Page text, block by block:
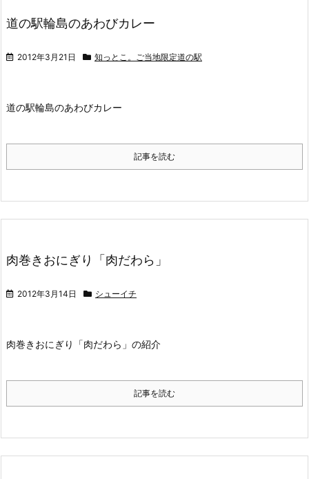
道の駅輪島のあわびカレー
2012年3月21日 知っとこ。ご当地限定道の駅
道の駅輪島のあわびカレー
記事を読む
肉巻きおにぎり「肉だわら」
2012年3月14日 シューイチ
肉巻きおにぎり「肉だわら」の紹介
記事を読む